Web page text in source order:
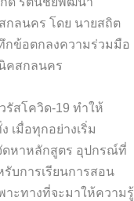
กลนคร โดย นายสถิต
กข้อตกลงความร่วมมือ
คสกลนคร
รัสโควิด-19 ทำให้
เมื่อทุกอย่างเริ่ม
ดหาหลักสูตร อุปกรณ์ที่
รับการเรียนการสอน
าะทางที่จะมาให้ความรู้